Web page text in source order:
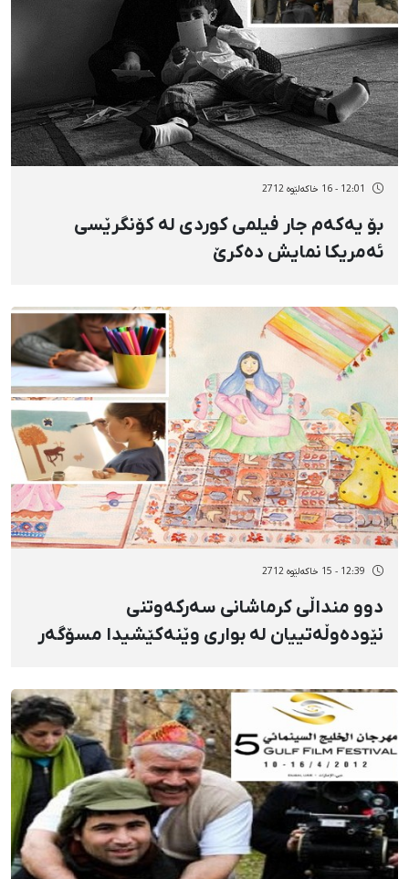
12:01 - 16 خاکەلێوه 2712
بۆ یەكەم جار فیلمی كوردی لە كۆنگرێسی
ئەمریكا نمایش دەكرێ‌
12:39 - 15 خاکەلێوه 2712
دوو منداڵی كرماشانی سەركەوتنی
نێودەوڵەتییان لە بواری وێنەكێشیدا مسۆگەر